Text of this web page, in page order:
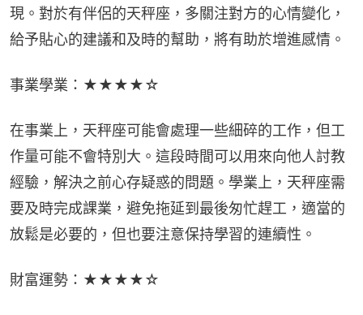
現。對於有伴侶的天秤座，多關注對方的心情變化，
給予貼心的建議和及時的幫助，將有助於增進感情。
事業學業：★★★★☆
在事業上，天秤座可能會處理一些細碎的工作，但工
作量可能不會特別大。這段時間可以用來向他人討教
經驗，解決之前心存疑惑的問題。學業上，天秤座需
要及時完成課業，避免拖延到最後匆忙趕工，適當的
放鬆是必要的，但也要注意保持學習的連續性。
財富運勢：★★★★☆